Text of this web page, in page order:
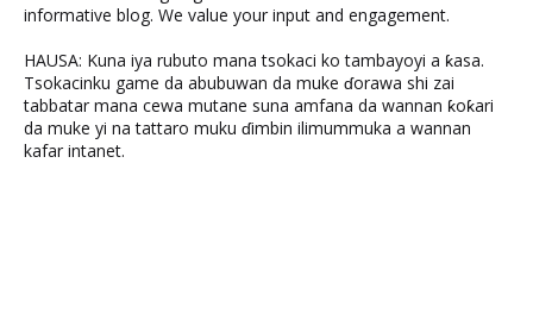
informative blog. We value your input and engagement.
HAUSA: Kuna iya rubuto mana tsokaci ko tambayoyi a ƙasa.
Tsokacinku game da abubuwan da muke ɗorawa shi zai
tabbatar mana cewa mutane suna amfana da wannan ƙoƙari
da muke yi na tattaro muku ɗimbin ilimummuka a wannan
kafar intanet.